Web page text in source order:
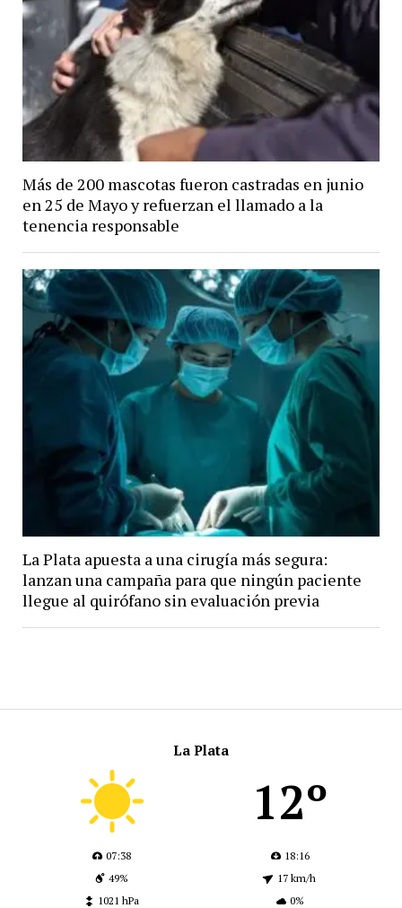
La Plata
12º
07:38
18:16
49%
17 km/h
1021 hPa
0%
Más de 200 mascotas fueron castradas en junio
en 25 de Mayo y refuerzan el llamado a la
tenencia responsable
La Plata apuesta a una cirugía más segura:
lanzan una campaña para que ningún paciente
llegue al quirófano sin evaluación previa